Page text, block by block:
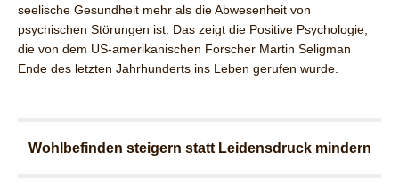
seelische Gesundheit mehr als die Abwesenheit von
psychischen Störungen ist. Das zeigt die Positive Psychologie,
die von dem US-amerikanischen Forscher Martin Seligman
Ende des letzten Jahrhunderts ins Leben gerufen wurde.
Wohlbefinden steigern statt Leidensdruck mindern